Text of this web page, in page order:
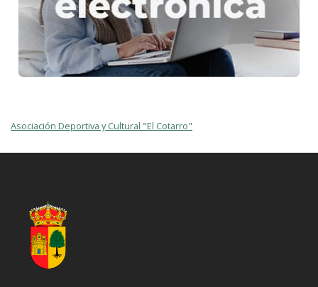
Asociación Deportiva y Cultural "El Cotarro"